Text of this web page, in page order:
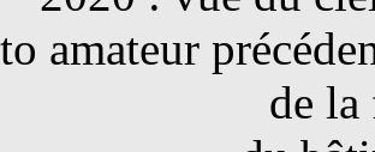
amateur
de la